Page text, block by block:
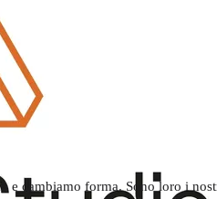
cambiamo forma. Sono loro i